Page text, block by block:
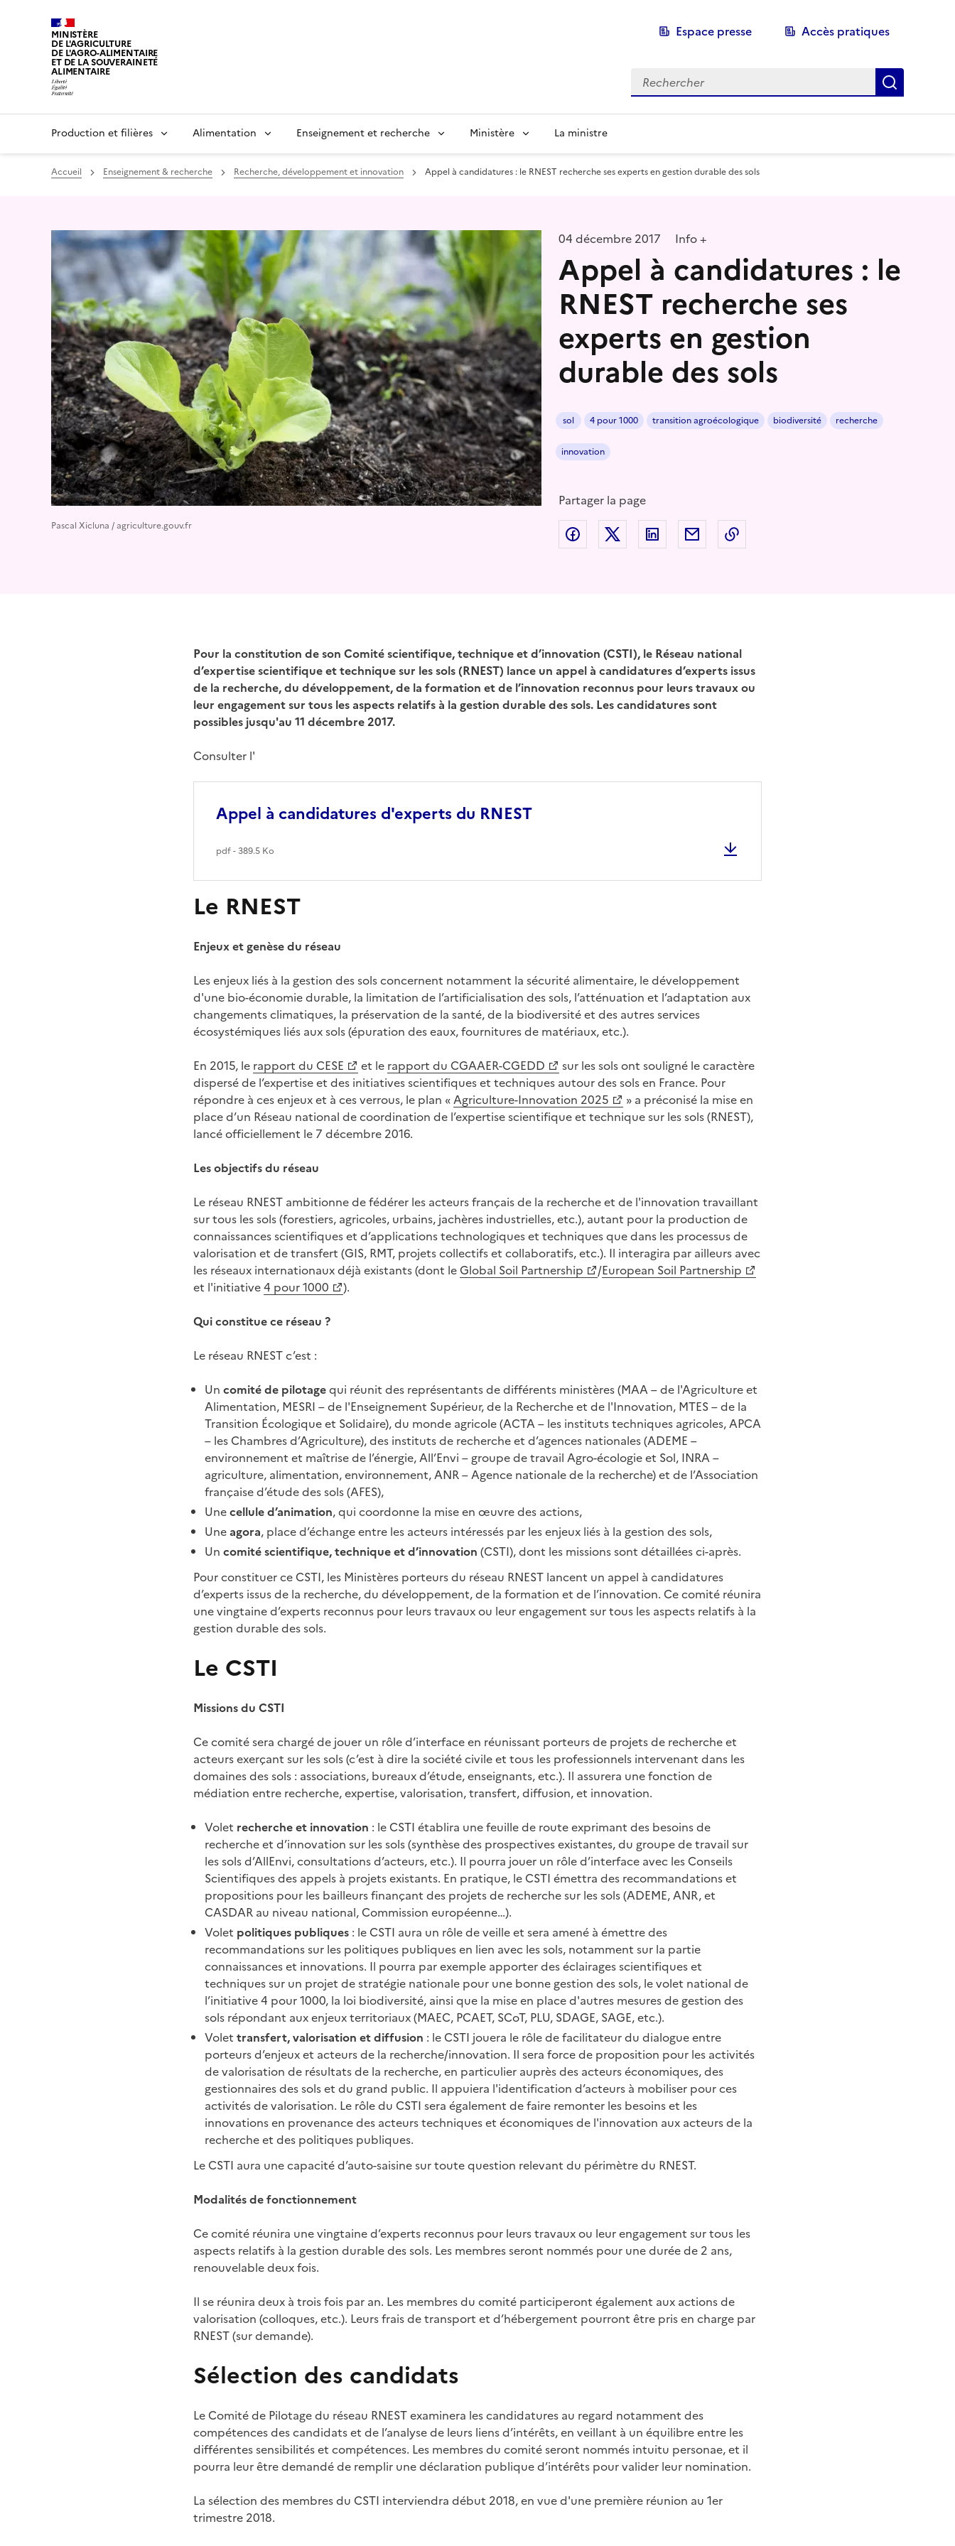
MINISTÈRE
DE L'AGRICULTURE
DE L'AGRO-ALIMENTAIRE
ET DE LA SOUVERAINETÉ
ALIMENTAIRE
Espace presse Accès pratiques
Recherche
Production et filières Alimentation Enseignement et recherche Ministère La ministre
Accueil Enseignement & recherche Recherche, développement et innovation Appel à candidatures : le RNEST recherche ses experts en gestion durable des sols
Pascal Xicluna / agriculture.gouv.fr
04 décembre 2017 Info +
Appel à candidatures : le
RNEST recherche ses
experts en gestion
durable des sols
sol 4 pour 1000 transition agroécologique biodiversité recherche
innovation
Partager la page
Partager sur Facebook
Partager sur Twitter
Partager sur LinkedIn
Partager par email
Pour la constitution de son Comité scientifique, technique et d’innovation (CSTI), le Réseau national
d’expertise scientifique et technique sur les sols (RNEST) lance un appel à candidatures d’experts issus
de la recherche, du développement, de la formation et de l’innovation reconnus pour leurs travaux ou
leur engagement sur tous les aspects relatifs à la gestion durable des sols. Les candidatures sont
possibles jusqu'au 11 décembre 2017.
Consulter l'
Appel à candidatures d'experts du RNEST
pdf - 389.5 Ko
Le RNEST
Enjeux et genèse du réseau
Les enjeux liés à la gestion des sols concernent notamment la sécurité alimentaire, le développement
d'une bio-économie durable, la limitation de l’artificialisation des sols, l’atténuation et l’adaptation aux
changements climatiques, la préservation de la santé, de la biodiversité et des autres services
écosystémiques liés aux sols (épuration des eaux, fournitures de matériaux, etc.).
En 2015, le rapport du CESE et le rapport du CGAAER-CGEDD
sur les sols ont souligné le caractère
dispersé de l’expertise et des initiatives scientifiques et techniques autour des sols en France. Pour
répondre à ces enjeux et à ces verrous, le plan «Agriculture-Innovation 2025
» a préconisé la mise en
place d’un Réseau national de coordination de l’expertise scientifique et technique sur les sols (RNEST),
lancé officiellement le 7 décembre 2016.
Les objectifs du réseau
Le réseau RNEST ambitionne de fédérer les acteurs français de la recherche et de l'innovation travaillant
sur tous les sols (forestiers, agricoles, urbains, jachères industrielles, etc.), autant pour la production de
connaissances scientifiques et d’applications technologiques et techniques que dans les processus de
valorisation et de transfert (GIS, RMT, projets collectifs et collaboratifs, etc.). Il interagira par ailleurs avec
les réseaux internationaux déjà existants (dont leGlobal Soil Partnership /European Soil Partnership
et l'initiative4 pour 1000
).
Qui constitue ce réseau ?
Le réseau RNEST c’est :
Un comité de pilotagequi réunit des représentants de différents ministères (MAA – de l'Agriculture et
Alimentation, MESRI – de l'Enseignement Supérieur, de la Recherche et de l'Innovation, MTES – de la
Transition Écologique et Solidaire), du monde agricole (ACTA – les instituts techniques agricoles, APCA
– les Chambres d’Agriculture), des instituts de recherche et d’agences nationales (ADEME –
environnement et maîtrise de l’énergie, All’Envi – groupe de travail Agro-écologie et Sol, INRA –
agriculture, alimentation, environnement, ANR – Agence nationale de la recherche) et de l’Association
française d’étude des sols (AFES),
Unecellule d’animation, qui coordonne la mise en œuvre des actions,
Uneagora, place d’échange entre les acteurs intéressés par les enjeux liés à la gestion des sols,
Un comité scientifique, technique et d’innovation (CSTI), dont les missions sont détaillées ci-après.
Pour constituer ce CSTI, les Ministères porteurs du réseau RNEST lancent un appel à candidatures
d’experts issus de la recherche, du développement, de la formation et de l’innovation. Ce comité réunira
une vingtaine d’experts reconnus pour leurs travaux ou leur engagement sur tous les aspects relatifs à la
gestion durable des sols.
Le CSTI
Missions du CSTI
Ce comité sera chargé de jouer un rôle d’interface en réunissant porteurs de projets de recherche et
acteurs exerçant sur les sols (c’est à dire la société civile et tous les professionnels intervenant dans les
domaines des sols : associations, bureaux d’étude, enseignants, etc.). Il assurera une fonction de
médiation entre recherche, expertise, valorisation, transfert, diffusion, et innovation.
Volet recherche et innovation : le CSTI établira une feuille de route exprimant des besoins de
recherche et d’innovation sur les sols (synthèse des prospectives existantes, du groupe de travail sur
les sols d’AllEnvi, consultations d’acteurs, etc.). Il pourra jouer un rôle d’interface avec les Conseils
Scientifiques des appels à projets existants. En pratique, le CSTI émettra des recommandations et
propositions pour les bailleurs finançant des projets de recherche sur les sols (ADEME, ANR, et
CASDAR au niveau national, Commission européenne…).
Volet politiques publiques : le CSTI aura un rôle de veille et sera amené à émettre des
recommandations sur les politiques publiques en lien avec les sols, notamment sur la partie
connaissances et innovations. Il pourra par exemple apporter des éclairages scientifiques et
techniques sur un projet de stratégie nationale pour une bonne gestion des sols, le volet national de
l’initiative 4 pour 1000, la loi biodiversité, ainsi que la mise en place d'autres mesures de gestion des
sols répondant aux enjeux territoriaux (MAEC, PCAET, SCoT, PLU, SDAGE, SAGE, etc.).
Volet transfert, valorisation et diffusion : le CSTI jouera le rôle de facilitateur du dialogue entre
porteurs d’enjeux et acteurs de la recherche/innovation. Il sera force de proposition pour les activités
de valorisation de résultats de la recherche, en particulier auprès des acteurs économiques, des
gestionnaires des sols et du grand public. Il appuiera l'identification d’acteurs à mobiliser pour ces
activités de valorisation. Le rôle du CSTI sera également de faire remonter les besoins et les
innovations en provenance des acteurs techniques et économiques de l'innovation aux acteurs de la
recherche et des politiques publiques.
Le CSTI aura une capacité d’auto-saisine sur toute question relevant du périmètre du RNEST.
Modalités de fonctionnement
Ce comité réunira une vingtaine d’experts reconnus pour leurs travaux ou leur engagement sur tous les
aspects relatifs à la gestion durable des sols. Les membres seront nommés pour une durée de 2 ans,
renouvelable deux fois.
Il se réunira deux à trois fois par an. Les membres du comité participeront également aux actions de
valorisation (colloques, etc.). Leurs frais de transport et d’hébergement pourront être pris en charge par
RNEST (sur demande).
Sélection des candidats
Le Comité de Pilotage du réseau RNEST examinera les candidatures au regard notamment des
compétences des candidats et de l’analyse de leurs liens d’intérêts, en veillant à un équilibre entre les
différentes sensibilités et compétences. Les membres du comité seront nommés intuitu personae, et il
pourra leur être demandé de remplir une déclaration publique d’intérêts pour valider leur nomination.
La sélection des membres du CSTI interviendra début 2018, en vue d'une première réunion au 1er
trimestre 2018.